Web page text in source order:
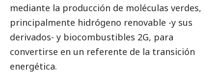
mediante la producción de moléculas verdes,
principalmente hidrógeno renovable -y sus
derivados- y biocombustibles 2G, para
convertirse en un referente de la transición
energética.